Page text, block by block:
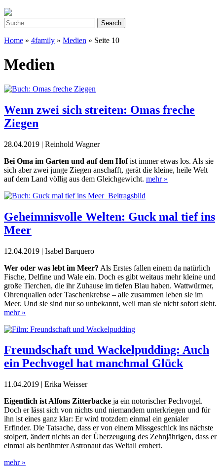
Home » 4family » Medien » Seite 10
Medien
Wenn zwei sich streiten: Omas freche
Ziegen
28.04.2019 | Reinhold Wagner
Bei Oma im Garten und auf dem Hofist immer etwas los. Als sie
sich aber zwei junge Ziegen anschafft, gerät die kleine, heile Welt
auf dem Land völlig aus dem Gleichgewicht. mehr »
Geheimnisvolle Welten: Guck mal tief ins
Meer
12.04.2019 | Isabel Barquero
Wer oder was lebt im Meer? Als Erstes fallen einem da natürlich
Fische, Delfine und Wale ein. Doch es gibt weitaus mehr kleine und
große Tierchen, die ihr Zuhause im tiefen Blau haben. Wattwürmer,
Ohrenquallen oder Taschenkrebse – alle zusammen leben sie im
Meer. Und sie sind nur so unbekannt, weil man sie nicht sofort sieht.
mehr »
Freundschaft und Wackelpudding: Auch
ein Pechvogel hat manchmal Glück
11.04.2019 | Erika Weisser
Eigentlich ist Alfons Zitterbacke ja ein notorischer Pechvogel.
Doch er lässt sich von nichts und niemandem unterkriegen und für
ihn ist eines ganz klar: Er wird trotzdem einmal ein genialer
Erfinder. Die Tatsache, dass er von einem Missgeschick ins nächste
stolpert, ändert nichts an der Überzeugung des Zehnjährigen, dass er
einmal als berühmter Astronaut das Weltall erobert.
mehr »